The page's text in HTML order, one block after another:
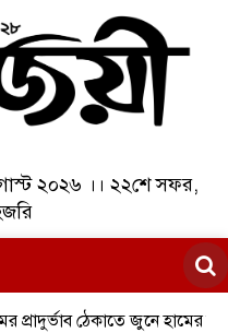
২০২৬ ।। ২২শে সফর,
ঠেকাতে জুনে হামের বিশেষ